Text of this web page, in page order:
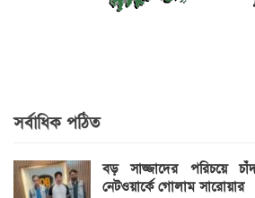
সর্বাধিক পঠিত
বড় সাজ্জাদের পরিচয়ে
নেটওয়ার্কে গোলাম সারোয়ার